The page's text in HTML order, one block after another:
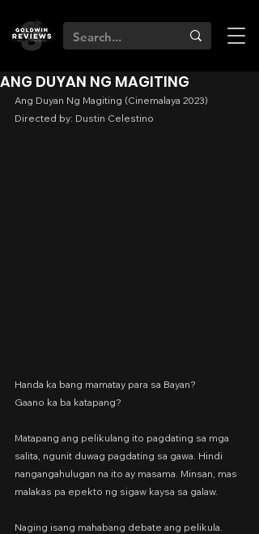
ANG DUYAN NG MAGITING
Ang Duyan Ng Magiting (Cinemalaya 2023)
Directed by: Dustin Celestino
Handa ka bang mamatay para sa Bayan?
Gaano ka ba katapang?
Matapang ang pelikulang ito pagdating sa mga
salita, ngunit duwag pagdating sa gawa. Hindi
nangangahulugan na ito ay masama. Minsan, mas
malakas pa epekto ng sigaw kaysa sa galaw.
Naging isang mahabang debate ang pelikula.